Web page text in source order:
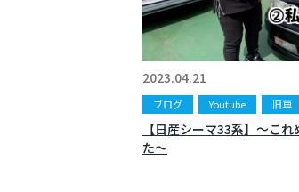
2023.04.21
ブログ Youtube 旧車
【日産シーマ33系】〜こ
た〜